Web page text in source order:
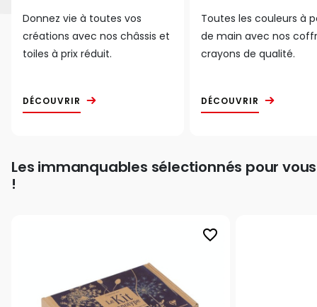
Donnez vie à toutes vos
créations avec nos châssis et
toiles à prix réduit.
DÉCOUVRIR
Toutes les couleurs à
de main avec nos
crayons de qualité.
DÉCOUVRIR
Les immanquables sélectionnés pour vous
!
favorite_border